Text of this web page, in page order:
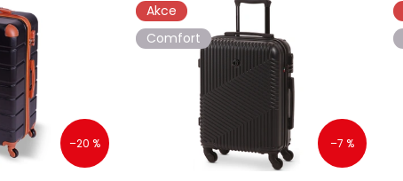
–20 %
Akce
Comfort
–7 %